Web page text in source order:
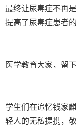
最终让尿毒症不再
提高了尿毒症患者
医学教育大家，留
学生们在追忆钱家
轻人的无私提携，